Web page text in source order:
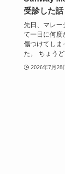
受診した話
先日、マレー
て一日に何度
傷つけてしま
た。 ちょう
2026年7月28